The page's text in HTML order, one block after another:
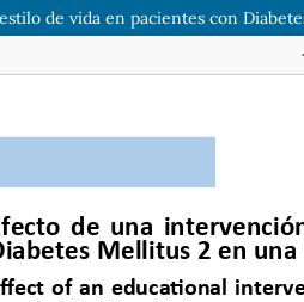
de vida en pacientes con